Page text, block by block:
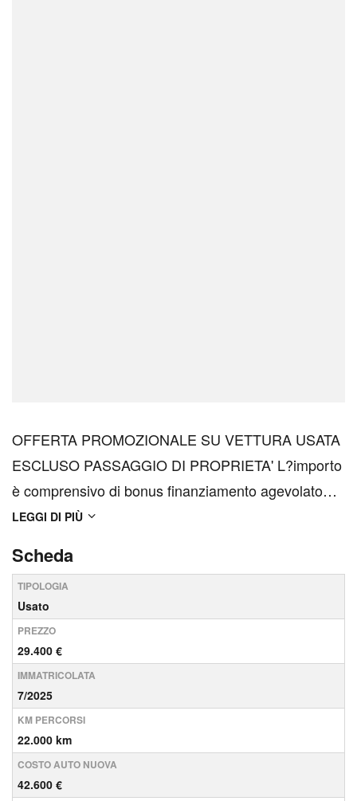
OFFERTA PROMOZIONALE SU VETTURA USATA
ESCLUSO PASSAGGIO DI PROPRIETA' L?importo
è comprensivo di bonus finanziamento agevolato
(termini, condizioni e note legali disponibili in
CONSULENTE PER VERIFICARE LA
DISPONIBILITA' DELLA VETTURA E FISSARE UN
APPUNTAMENTO IN...
LEGGI DI PIÙ
Scheda
TIPOLOGIA
Usato
PREZZO
29.400 €
IMMATRICOLATA
7/2025
KM PERCORSI
22.000 km
COSTO AUTO NUOVA
42.600 €